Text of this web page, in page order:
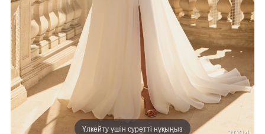
Үлкейту үшін суретті нұқыңыз